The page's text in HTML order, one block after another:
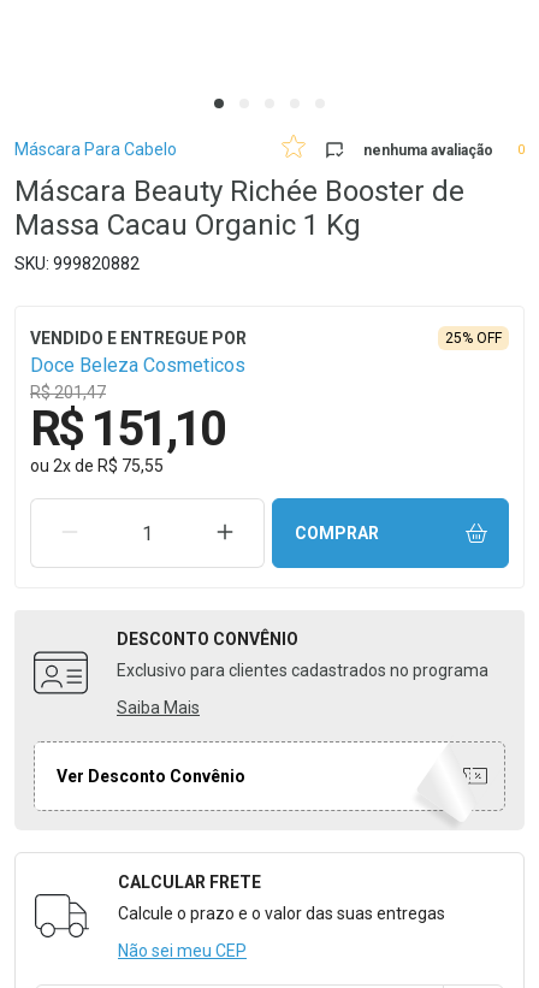
Breadcrumb
Máscara Para Cabelo nenhuma avaliação 0
Máscara Beauty Richée Booster de
Massa Cacau Organic 1 Kg
999820882
Doce Beleza Cosmeticos
R$ 201,47
25% OFF
R$ 151,10
ou 2xde R$ 75,55
REMOVER UMA UNIDADEAUMENTAR UMA UNIDADE
COMPRAR
DESCONTO CONVÊNIO
Exclusivo para clientes cadastrados no programa
Saiba Mais
Ver Desconto Convênio
Formulário para Calcular o Frete
CALCULAR FRETE
Calcule o prazo e o valor das suas entregas
Não sei meu CEP